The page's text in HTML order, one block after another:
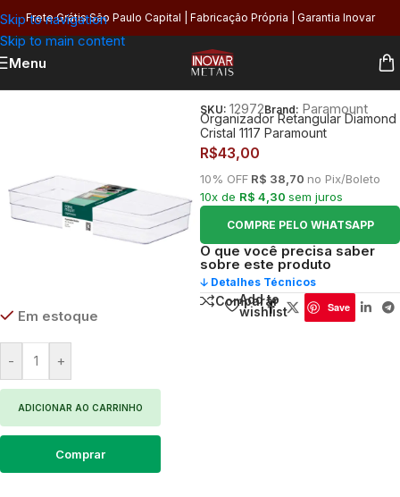
Skip to navigation
Skip to main content
Frete Grátis São Paulo Capital | Fabricação Própria | Garantia Inovar
Menu
Em estoque
- +
ADICIONAR AO CARRINHO
Comprar
SKU: 12972Brand: Paramount
Organizador Retangular Diamond
Cristal 1117 Paramount
R$43,00
10% OFF R$ 38,70 no Pix/Boleto
10x de R$ 4,30 sem juros
COMPRE PELO WHATSAPP
O que você precisa saber
sobre este produto
🡣 Detalhes Técnicos
Comparar
Add to
wishlist
Save